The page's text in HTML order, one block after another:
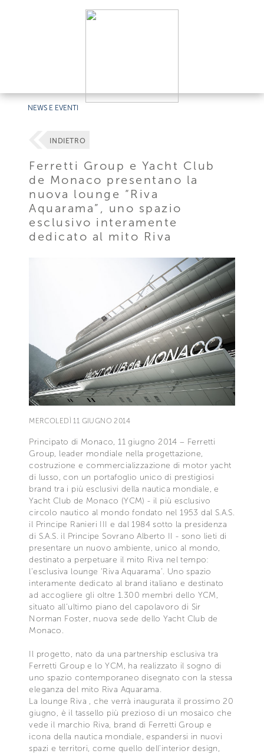
NEWS E EVENTI
INDIETRO
Ferretti Group e Yacht Club
de Monaco presentano la
nuova lounge “Riva
Aquarama”, uno spazio
esclusivo interamente
dedicato al mito Riva
MERCOLEDÌ 11 GIUGNO 2014
Principato di Monaco, 11 giugno 2014 – Ferretti
Group, leader mondiale nella progettazione,
costruzione e commercializzazione di motor yacht
di lusso, con un portafoglio unico di prestigiosi
brand tra i più esclusivi della nautica mondiale, e
Yacht Club de Monaco (YCM) - il più esclusivo
circolo nautico al mondo fondato nel 1953 dal S.A.S.
il Principe Ranieri III e dal 1984 sotto la presidenza
di S.A.S. il Principe Sovrano Alberto II - sono lieti di
presentare un nuovo ambiente, unico al mondo,
destinato a perpetuare il mito Riva nel tempo:
l’esclusiva lounge ‘Riva Aquarama’. Uno spazio
interamente dedicato al brand italiano e destinato
ad accogliere gli oltre 1.300 membri dello YCM,
situato all’ultimo piano del capolavoro di Sir
Norman Foster, nuova sede dello Yacht Club de
Monaco.
Il progetto, nato da una partnership esclusiva tra
Ferretti Group e lo YCM, ha realizzato il sogno di
uno spazio contemporaneo disegnato con la stessa
eleganza del mito Riva Aquarama.
La lounge Riva , che verrà inaugurata il prossimo 20
giugno, è il tassello più prezioso di un mosaico che
vede il marchio Riva, brand di Ferretti Group e
icona della nautica mondiale, espandersi in nuovi
spazi e territori, come quello dell’interior design,